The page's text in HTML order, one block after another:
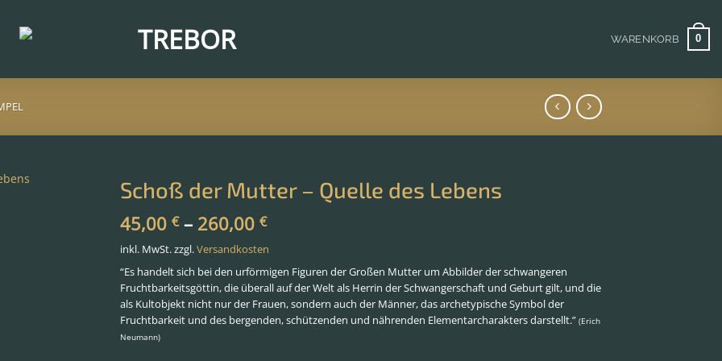
WARENKORB 0
Schoß der Mutter – Quelle des Lebens
45,00 €– 260,00 €
inkl. MwSt.zzgl.Versandkosten
“Es handelt sich bei den urförmigen Figuren der Großen Mutter um Abbilder der schwangeren
Fruchtbarkeitsgöttin, die überall auf der Welt als Herrin der Schwangerschaft und Geburt gilt, und die
als Kultobjekt nicht nur der Frauen, sondern auch der Männer, das archetypische Symbol der
Fruchtbarkeit und des bergenden, schützenden und nährenden Elementarcharakters darstellt.” (Erich
Neumann)